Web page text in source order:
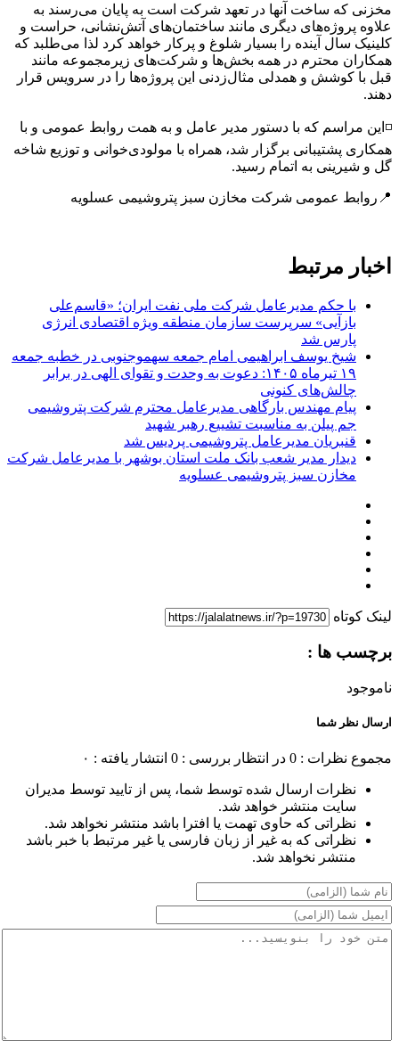
مخزنی که ساخت آنها در تعهد شرکت است به پایان می‌رسند به
علاوه پروژه‌های دیگری مانند ساختمان‌های آتش‌نشانی، حراست و
کلینیک سال آینده را بسیار شلوغ و پرکار خواهد کرد لذا می‌طلبد که
همکاران محترم در همه بخش‌ها و شرکت‌های زیرمجموعه مانند
قبل با کوشش و همدلی مثال‌زدنی این پروژه‌ها را در سرویس قرار
دهند.
◽️این مراسم که با دستور مدیر عامل و به همت روابط عمومی و با
همکاری پشتیبانی برگزار شد، همراه با مولودی‌خوانی و توزیع شاخه
گل و شیرینی به اتمام رسید.
📍روابط عمومى شرکت مخازن سبز پتروشیمى عسلویه
اخبار مرتبط
با حکم مدیرعامل شرکت ملی نفت ایران؛ «قاسم‌علی
بازآیی» سرپرست سازمان منطقه ویژه اقتصادی انرژی
پارس شد
شیخ یوسف ابراهیمی امام جمعه سهموجنوبی در خطبه جمعه
۱۹ تیرماه ۱۴۰۵: دعوت به وحدت و تقوای الهی در برابر
چالش‌های کنونی
پیام‌ مهندس بارگاهی مدیرعامل محترم شرکت پتروشیمی
جم پیلن به مناسبت تشییع رهبر شهید
قنبریان مدیرعامل پتروشیمی پردیس شد
دیدار مدیر شعب بانک ملت استان بوشهر با مدیرعامل شرکت
مخازن سبز پتروشیمی عسلویه
لینک کوتاه
برچسب ها :
ناموجود
ارسال نظر شما
مجموع نظرات : 0 در انتظار بررسی : 0 انتشار یافته : ۰
نظرات ارسال شده توسط شما، پس از تایید توسط مدیران
سایت منتشر خواهد شد.
نظراتی که حاوی تهمت یا افترا باشد منتشر نخواهد شد.
نظراتی که به غیر از زبان فارسی یا غیر مرتبط با خبر باشد
منتشر نخواهد شد.